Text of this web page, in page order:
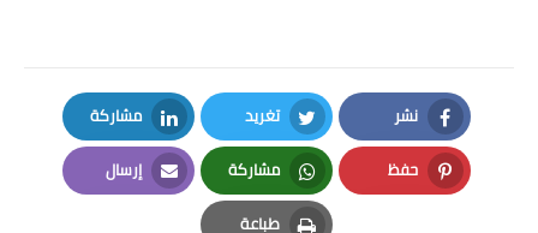
نشر
Facebook
تغريد
Twitter
مشاركة
LinkedIn
حفظ
Pinterest
مشاركة
Whatsapp
إرسال
Email
طباعة